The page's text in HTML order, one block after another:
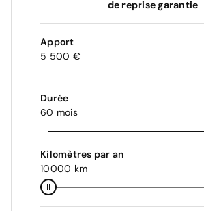
de reprise garantie
Apport
5 500 €
Durée
60 mois
Kilomètres par an
10000 km